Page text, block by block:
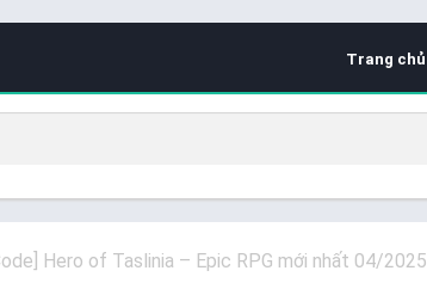
Trang chủ
Hero of Taslinia – Epic RPG mới nhất 04/2025